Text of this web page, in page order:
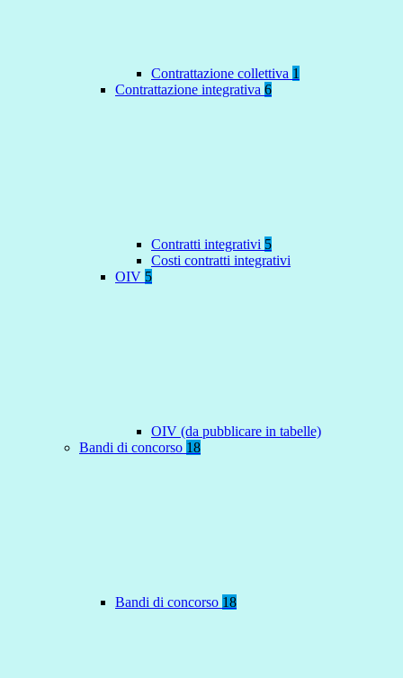
Contrattazione collettiva 1
Contrattazione integrativa 6
Contratti integrativi 5
Costi contratti integrativi
OIV 5
OIV (da pubblicare in tabelle)
Bandi di concorso 18
Bandi di concorso 18